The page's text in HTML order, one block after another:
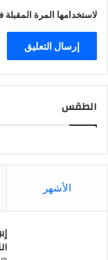
لاستخدامها المرة
الطقس
الأشهر